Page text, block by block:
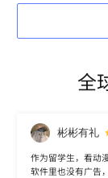
全
彬彬有礼
作为留学生，看动
软件里也没有广告